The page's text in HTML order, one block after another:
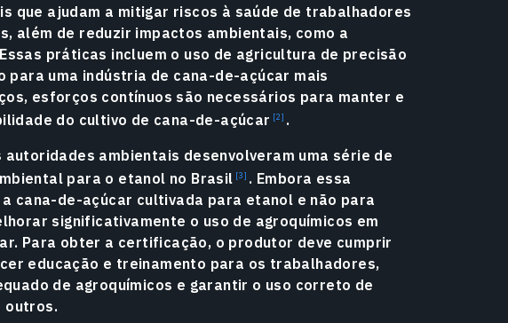
que ajudam a mitigar riscos à saúde de trabalhadores
além de reduzir impactos ambientais, como a
práticas incluem o uso de agricultura de precisão
para uma indústria de cana-de-açúcar mais
esforços contínuos são necessários para manter e
do cultivo de cana-de-açúcar
.
ambientais desenvolveram uma série de
para o etanol no Brasil . Embora essa
cana-de-açúcar cultivada para etanol e não para
significativamente o uso de agroquímicos em
Para obter a certificação, o produtor deve cumprir
educação e treinamento para os trabalhadores,
de agroquímicos e garantir o uso correto de
outros.